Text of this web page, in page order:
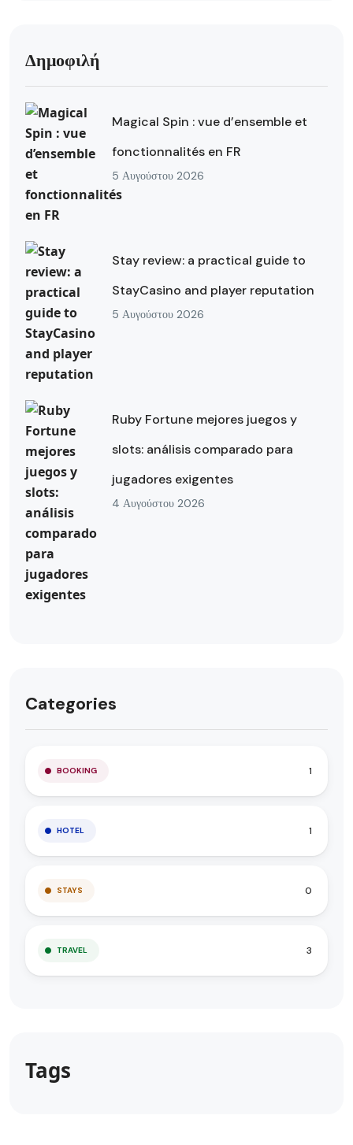
Δημοφιλή
Magical Spin : vue d’ensemble et
fonctionnalités en FR
5 Αυγούστου 2026
Stay review: a practical guide to
StayCasino and player reputation
5 Αυγούστου 2026
Ruby Fortune mejores juegos y
slots: análisis comparado para
jugadores exigentes
4 Αυγούστου 2026
Categories
BOOKING 1
HOTEL 1
STAYS 0
TRAVEL 3
Tags